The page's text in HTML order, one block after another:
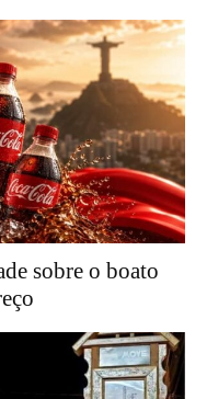
sobre o boato